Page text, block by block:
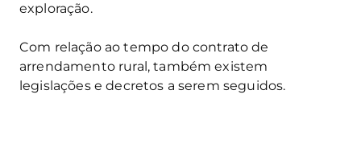
exploração.
Com relação ao tempo do contrato de
arrendamento rural, também existem
legislações e decretos a serem seguidos.